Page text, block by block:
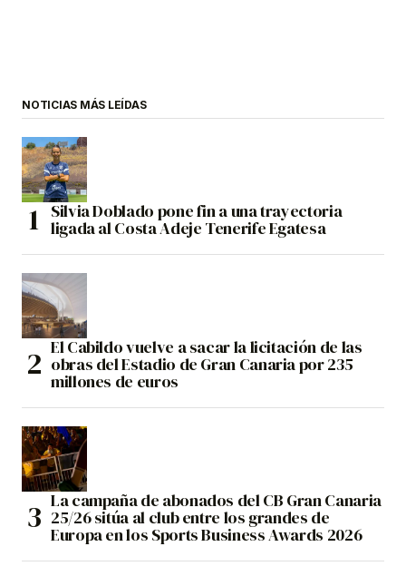
NOTICIAS MÁS LEÍDAS
Silvia Doblado pone fin a una trayectoria
ligada al Costa Adeje Tenerife Egatesa
El Cabildo vuelve a sacar la licitación de las
obras del Estadio de Gran Canaria por 235
millones de euros
La campaña de abonados del CB Gran Canaria
25/26 sitúa al club entre los grandes de
Europa en los Sports Business Awards 2026